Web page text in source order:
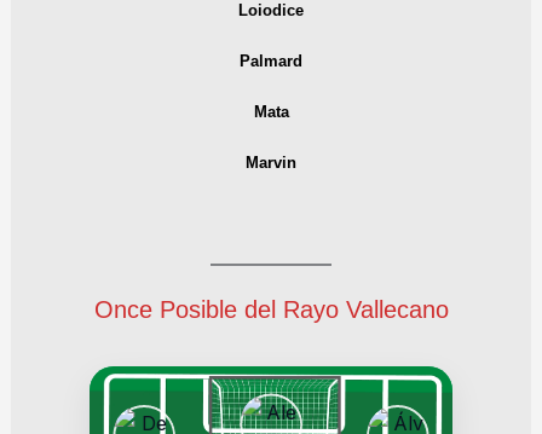
Loiodice
Palmard
Mata
Marvin
Once Posible del Rayo Vallecano